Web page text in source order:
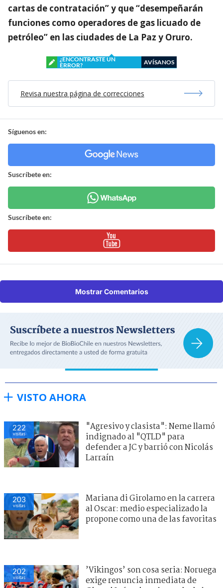
cartas de contratación” y que “desempeñarán
funciones como operadores de gas licuado de
petróleo” en las ciudades de La Paz y Oruro.
¿ENCONTRASTE UN
ERROR?
AVÍSANOS
Revisa nuestra página de correcciones
Síguenos en:
Suscríbete en:
Suscríbete en:
Mostrar Comentarios
VISTO AHORA
222
visitas
"Agresivo y clasista": Neme llamó
indignado al "QTLD" para
defender a JC y barrió con Nicolás
Larraín
203
visitas
Mariana di Girolamo en la carrera
al Oscar: medio especializado la
propone como una de las favoritas
202
visitas
’Vikingos’ son cosa seria: Noruega
exige renuncia inmediata de